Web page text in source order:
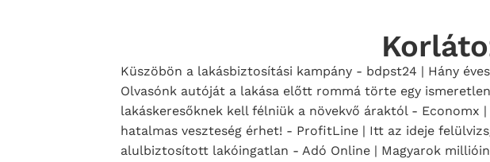
Küszöbön a lakásbiztosítási kampány - bdpst24 | Hány
Olvasónk autóját a lakása előtt rommá törte egy
lakáskeresőknek kell félniük a növekvő áraktól - Economx
hatalmas veszteség érhet! - ProfitLine | Itt az ideje
alulbiztosított lakóingatlan - Adó Online | Magyarok